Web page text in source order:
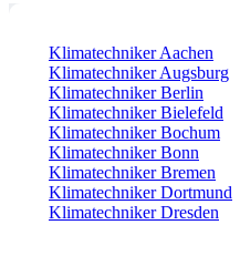
Klimatechniker Aachen
Klimatechniker Augsburg
Klimatechniker Berlin
Klimatechniker Bielefeld
Klimatechniker Bochum
Klimatechniker Bonn
Klimatechniker Bremen
Klimatechniker Dortmund
Klimatechniker Dresden